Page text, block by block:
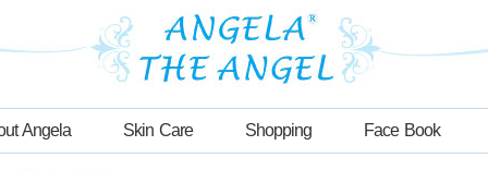
Angela Skin Care Shopping Face Book